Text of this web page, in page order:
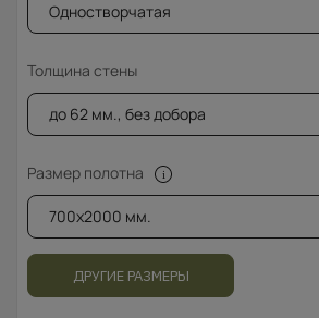
Одностворчатая
Толщина стены
до 62 мм., без добора
Размер полотна
700x2000 мм.
ДРУГИЕ РАЗМЕРЫ